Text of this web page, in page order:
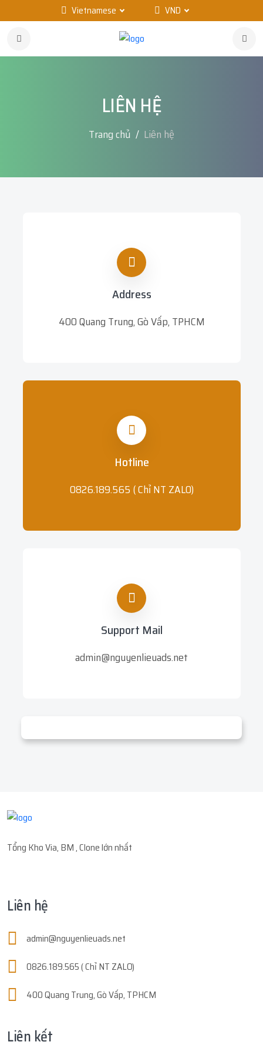
Vietnamese VND
LIÊN HỆ
Trang chủ Liên hệ
Address
400 Quang Trung, Gò Vấp, TPHCM
Hotline
0826.189.565 ( Chỉ NT ZALO)
Support Mail
admin@nguyenlieuads.net
Tổng Kho Via, BM , Clone lớn nhất
Liên hệ
admin@nguyenlieuads.net
0826.189.565 ( Chỉ NT ZALO)
400 Quang Trung, Gò Vấp, TPHCM
Liên kết